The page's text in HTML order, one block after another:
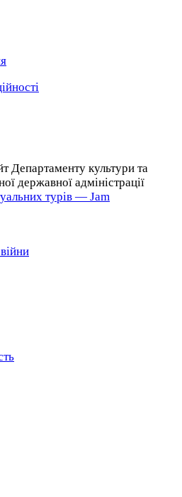
Департаменту культури та
державної адміністрації
турів — Jam